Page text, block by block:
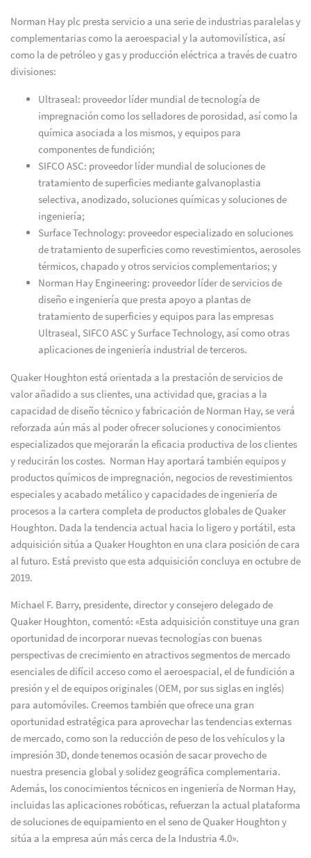
Norman Hay plc presta servicio a una serie de industrias paralelas y
complementarias como la aeroespacial y la automovilística, así
como la de petróleo y gas y producción eléctrica a través de cuatro
divisiones:
Ultraseal: proveedor líder mundial de tecnología de
impregnación como los selladores de porosidad, así como la
química asociada a los mismos, y equipos para
componentes de fundición;
SIFCO ASC: proveedor líder mundial de soluciones de
tratamiento de superficies mediante galvanoplastia
selectiva, anodizado, soluciones químicas y soluciones de
ingeniería;
Surface Technology: proveedor especializado en soluciones
de tratamiento de superficies como revestimientos, aerosoles
térmicos, chapado y otros servicios complementarios; y
Norman Hay Engineering: proveedor líder de servicios de
diseño e ingeniería que presta apoyo a plantas de
tratamiento de superficies y equipos para las empresas
Ultraseal, SIFCO ASC y Surface Technology, así como otras
aplicaciones de ingeniería industrial de terceros.
Quaker Houghton está orientada a la prestación de servicios de
valor añadido a sus clientes, una actividad que, gracias a la
capacidad de diseño técnico y fabricación de Norman Hay, se verá
reforzada aún más al poder ofrecer soluciones y conocimientos
especializados que mejorarán la eficacia productiva de los clientes
y reducirán los costes. Norman Hay aportará también equipos y
productos químicos de impregnación, negocios de revestimientos
especiales y acabado metálico y capacidades de ingeniería de
procesos a la cartera completa de productos globales de Quaker
Houghton. Dada la tendencia actual hacia lo ligero y portátil, esta
adquisición sitúa a Quaker Houghton en una clara posición de cara
al futuro. Está previsto que esta adquisición concluya en octubre de
2019.
Michael F. Barry, presidente, director y consejero delegado de
Quaker Houghton, comentó: «Esta adquisición constituye una gran
oportunidad de incorporar nuevas tecnologías con buenas
perspectivas de crecimiento en atractivos segmentos de mercado
esenciales de difícil acceso como el aeroespacial, el de fundición a
presión y el de equipos originales (OEM, por sus siglas en inglés)
para automóviles. Creemos también que ofrece una gran
oportunidad estratégica para aprovechar las tendencias externas
de mercado, como son la reducción de peso de los vehículos y la
impresión 3D, donde tenemos ocasión de sacar provecho de
nuestra presencia global y solidez geográfica complementaria.
Además, los conocimientos técnicos en ingeniería de Norman Hay,
incluidas las aplicaciones robóticas, refuerzan la actual plataforma
de soluciones de equipamiento en el seno de Quaker Houghton y
sitúa a la empresa aún más cerca de la Industria 4.0».